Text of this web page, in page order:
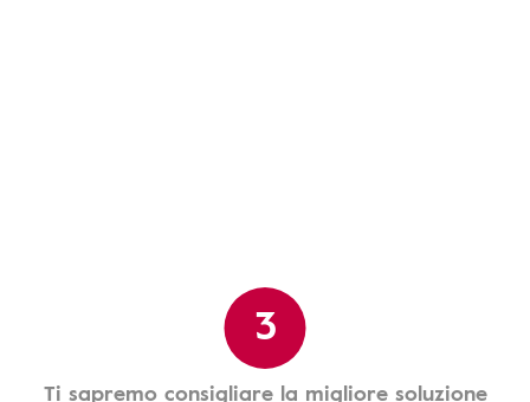
3
Ti sapremo consigliare la migliore soluzione